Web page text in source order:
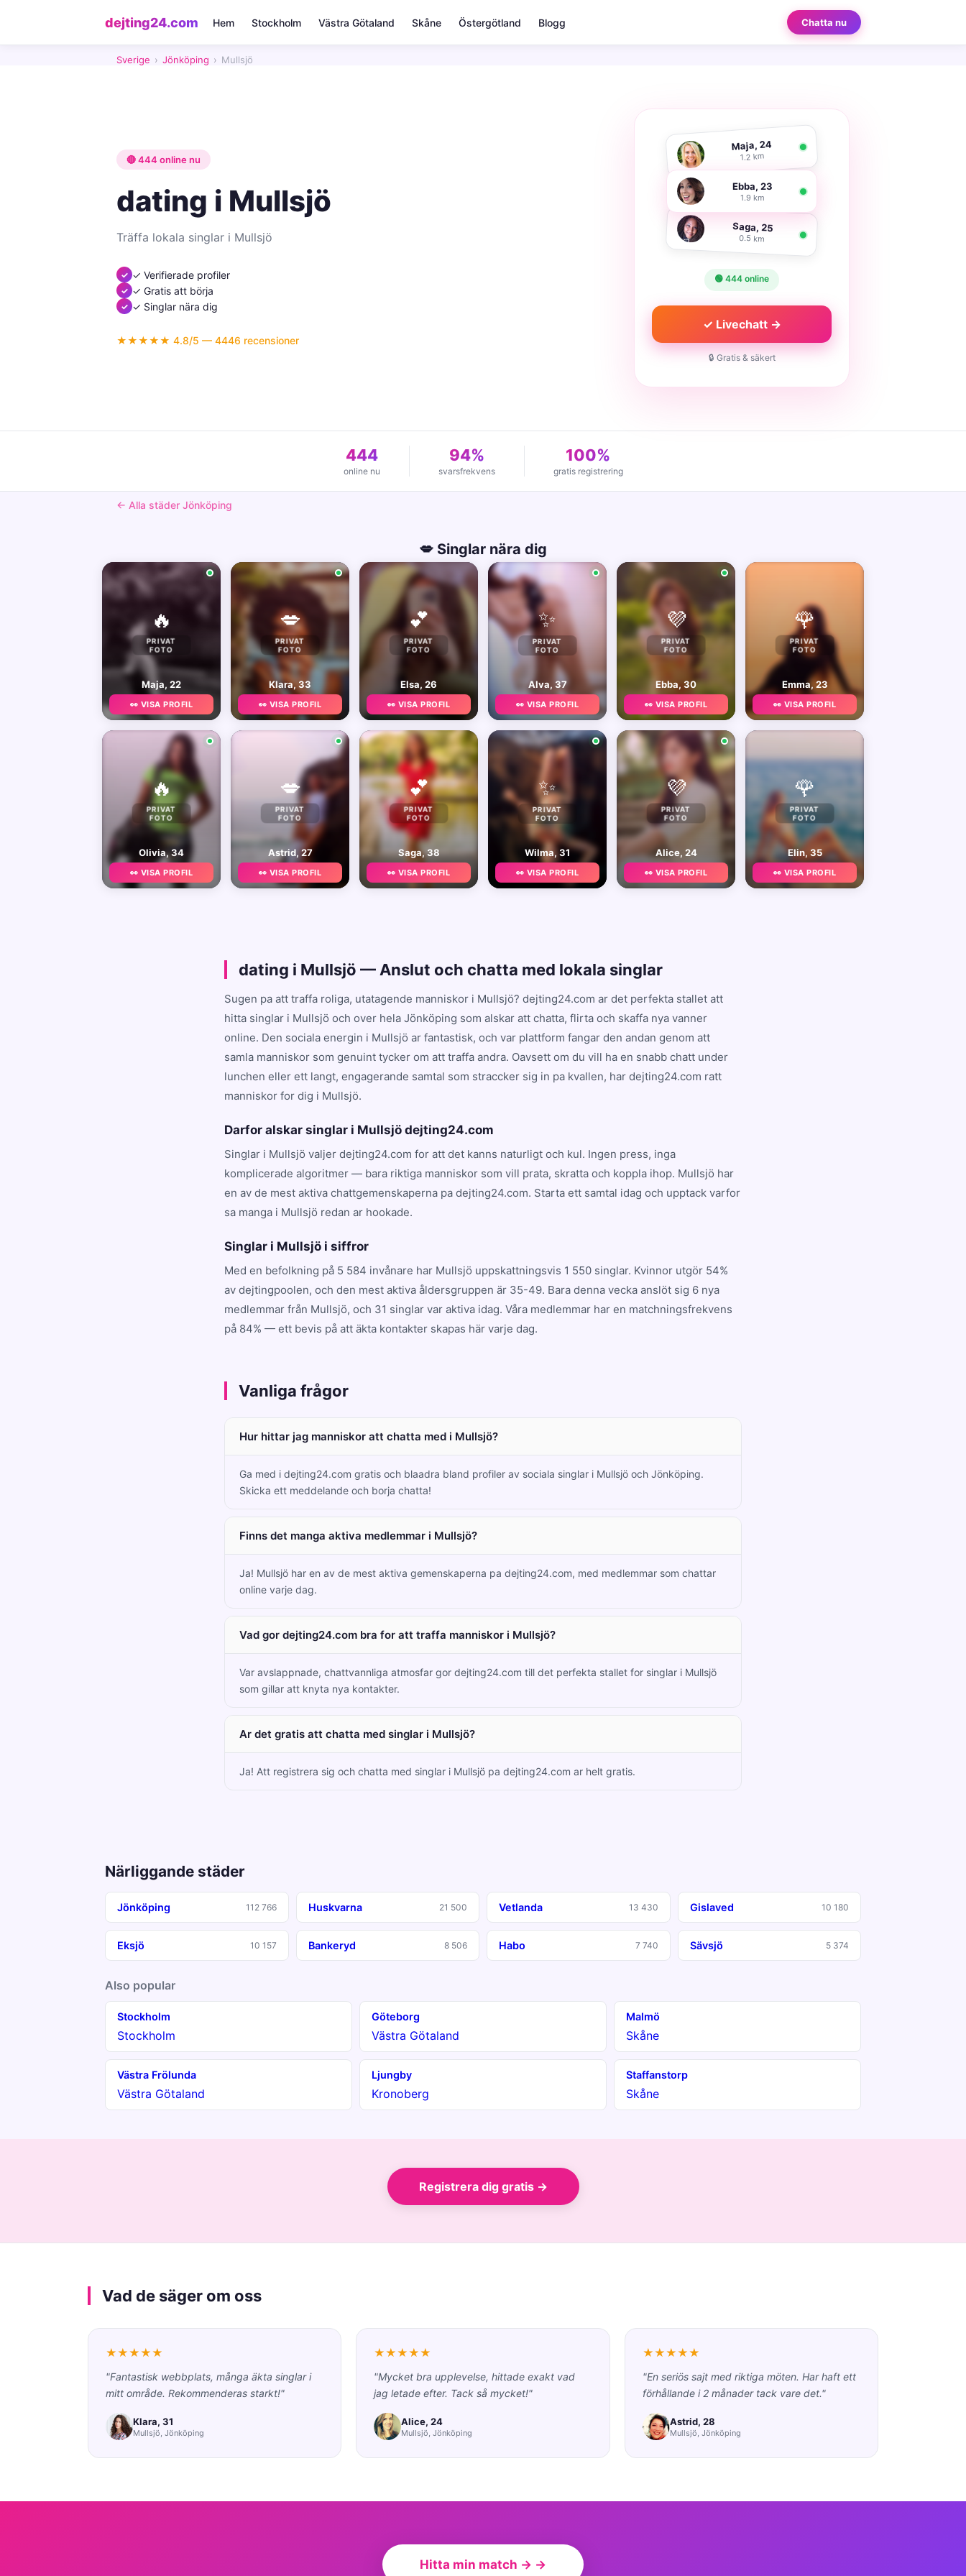
dejting24.com Hem Stockholm Västra Götaland Skåne Östergötland Blogg Chatta nu
Sverige › Jönköping › Mullsjö
🔴 444 online nu
dating i Mullsjö
Träffa lokala singlar i Mullsjö
✓ Verifierade profiler
✓ Gratis att börja
✓ Singlar nära dig
★★★★★ 4.8/5 — 4446 recensioner
Maja, 24
1.2 km
Ebba, 23
1.9 km
Saga, 25
0.5 km
🟢 444 online
✓ Livechatt →
🔒 Gratis & säkert
444
online nu
94%
svarsfrekvens
100%
gratis registrering
← Alla städer Jönköping
💋 Singlar nära dig
🔥
PRIVAT
FOTO
Maja, 22
👀 VISA PROFIL
💋
PRIVAT
FOTO
Klara, 33
👀 VISA PROFIL
💕
PRIVAT
FOTO
Elsa, 26
👀 VISA PROFIL
✨
PRIVAT
FOTO
Alva, 37
👀 VISA PROFIL
💜
PRIVAT
FOTO
Ebba, 30
👀 VISA PROFIL
🌹
PRIVAT
FOTO
Emma, 23
👀 VISA PROFIL
🔥
PRIVAT
FOTO
Olivia, 34
👀 VISA PROFIL
💋
PRIVAT
FOTO
Astrid, 27
👀 VISA PROFIL
💕
PRIVAT
FOTO
Saga, 38
👀 VISA PROFIL
✨
PRIVAT
FOTO
Wilma, 31
👀 VISA PROFIL
💜
PRIVAT
FOTO
Alice, 24
👀 VISA PROFIL
🌹
PRIVAT
FOTO
Elin, 35
👀 VISA PROFIL
dating i Mullsjö — Anslut och chatta med lokala singlar
Sugen pa att traffa roliga, utatagende manniskor i Mullsjö? dejting24.com ar det perfekta stallet att
hitta singlar i Mullsjö och over hela Jönköping som alskar att chatta, flirta och skaffa nya vanner
online. Den sociala energin i Mullsjö ar fantastisk, och var plattform fangar den andan genom att
samla manniskor som genuint tycker om att traffa andra. Oavsett om du vill ha en snabb chatt under
lunchen eller ett langt, engagerande samtal som straccker sig in pa kvallen, har dejting24.com ratt
manniskor for dig i Mullsjö.
Darfor alskar singlar i Mullsjö dejting24.com
Singlar i Mullsjö valjer dejting24.com for att det kanns naturligt och kul. Ingen press, inga
komplicerade algoritmer — bara riktiga manniskor som vill prata, skratta och koppla ihop. Mullsjö har
en av de mest aktiva chattgemenskaperna pa dejting24.com. Starta ett samtal idag och upptack varfor
sa manga i Mullsjö redan ar hookade.
Singlar i Mullsjö i siffror
Med en befolkning på 5 584 invånare har Mullsjö uppskattningsvis 1 550 singlar. Kvinnor utgör 54%
av dejtingpoolen, och den mest aktiva åldersgruppen är 35-49. Bara denna vecka anslöt sig 6 nya
medlemmar från Mullsjö, och 31 singlar var aktiva idag. Våra medlemmar har en matchningsfrekvens
på 84% — ett bevis på att äkta kontakter skapas här varje dag.
Vanliga frågor
Hur hittar jag manniskor att chatta med i Mullsjö?
Ga med i dejting24.com gratis och blaadra bland profiler av sociala singlar i Mullsjö och Jönköping.
Skicka ett meddelande och borja chatta!
Finns det manga aktiva medlemmar i Mullsjö?
Ja! Mullsjö har en av de mest aktiva gemenskaperna pa dejting24.com, med medlemmar som chattar
online varje dag.
Vad gor dejting24.com bra for att traffa manniskor i Mullsjö?
Var avslappnade, chattvannliga atmosfar gor dejting24.com till det perfekta stallet for singlar i Mullsjö
som gillar att knyta nya kontakter.
Ar det gratis att chatta med singlar i Mullsjö?
Ja! Att registrera sig och chatta med singlar i Mullsjö pa dejting24.com ar helt gratis.
Närliggande städer
Jönköping 112 766 Huskvarna 21 500 Vetlanda 13 430 Gislaved 10 180
Eksjö 10 157 Bankeryd 8 506 Habo 7 740 Sävsjö 5 374
Also popular
Stockholm
Stockholm
Göteborg
Västra Götaland
Malmö
Skåne
Västra Frölunda
Västra Götaland
Ljungby
Kronoberg
Staffanstorp
Skåne
Registrera dig gratis →
Vad de säger om oss
★★★★★
"Fantastisk webbplats, många äkta singlar i
mitt område. Rekommenderas starkt!"
Klara, 31
Mullsjö, Jönköping
★★★★★
"Mycket bra upplevelse, hittade exakt vad
jag letade efter. Tack så mycket!"
Alice, 24
Mullsjö, Jönköping
★★★★★
"En seriös sajt med riktiga möten. Har haft ett
förhållande i 2 månader tack vare det."
Astrid, 28
Mullsjö, Jönköping
Hitta min match → →